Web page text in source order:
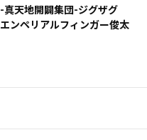
-真天地開闢集団-ジグザグ
エンペリアルフィンガー俊太